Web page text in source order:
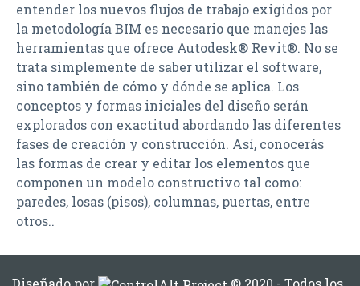
entender los nuevos flujos de trabajo exigidos por
la metodología BIM es necesario que manejes las
herramientas que ofrece Autodesk® Revit®. No se
trata simplemente de saber utilizar el software,
sino también de cómo y dónde se aplica. Los
conceptos y formas iniciales del diseño serán
explorados con exactitud abordando las diferentes
fases de creación y construcción. Así, conocerás
las formas de crear y editar los elementos que
componen un modelo constructivo tal como:
paredes, losas (pisos), columnas, puertas, entre
otros..